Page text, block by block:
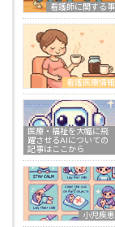
看護師に関する事
看護医療情報
医療・福祉を大幅に飛
躍させるAIについての
記事はここから
小児疾患